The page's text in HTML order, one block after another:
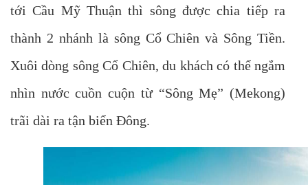
tới Cầu Mỹ Thuận thì sông được chia tiếp ra
thành 2 nhánh là sông Cổ Chiên và Sông Tiền.
Xuôi dòng sông Cổ Chiên, du khách có thể ngắm
nhìn nước cuồn cuộn từ “Sông Mẹ” (Mekong)
trãi dài ra tận biển Đông.